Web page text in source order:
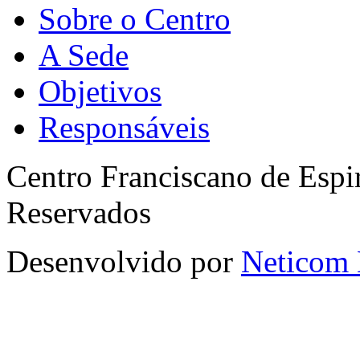
Sobre o Centro
A Sede
Objetivos
Responsáveis
Centro Franciscano de
Reservados
Desenvolvido por Neticom